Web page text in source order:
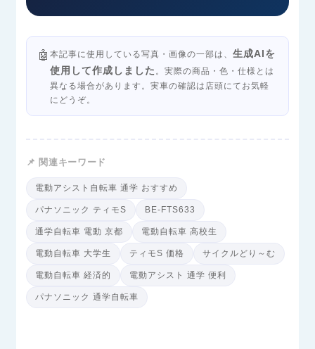
🤖本記事に使用している写真・画像の一部は、生成AIを
使用して作成しました 。実際の商品・色・仕様とは
異なる場合があります。実車の確認は店頭にてお気軽
にどうぞ。
📌 関連キーワード
電動アシスト自転車 通学 おすすめ
パナソニック ティモS BE-FTS633
通学自転車 電動 京都 電動自転車 高校生
電動自転車 大学生 ティモS 価格 サイクルどり～む
電動自転車 経済的 電動アシスト 通学 便利
パナソニック 通学自転車